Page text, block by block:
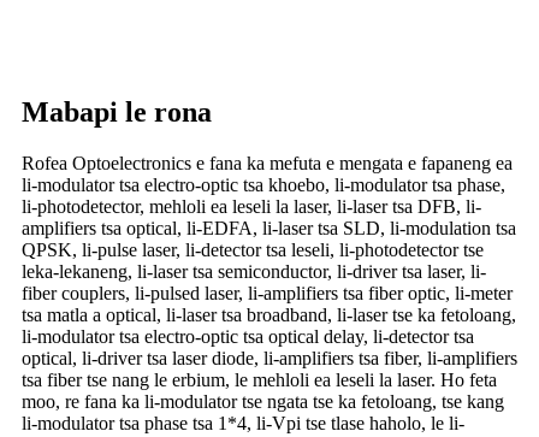
Mabapi le rona
Rofea Optoelectronics e fana ka mefuta e mengata e fapaneng ea
li-modulator tsa electro-optic tsa khoebo, li-modulator tsa phase,
li-photodetector, mehloli ea leseli la laser, li-laser tsa DFB, li-
amplifiers tsa optical, li-EDFA, li-laser tsa SLD, li-modulation tsa
QPSK, li-pulse laser, li-detector tsa leseli, li-photodetector tse
leka-lekaneng, li-laser tsa semiconductor, li-driver tsa laser, li-
fiber couplers, li-pulsed laser, li-amplifiers tsa fiber optic, li-meter
tsa matla a optical, li-laser tsa broadband, li-laser tse ka fetoloang,
li-modulator tsa electro-optic tsa optical delay, li-detector tsa
optical, li-driver tsa laser diode, li-amplifiers tsa fiber, li-amplifiers
tsa fiber tse nang le erbium, le mehloli ea leseli la laser. Ho feta
moo, re fana ka li-modulator tse ngata tse ka fetoloang, tse kang
li-modulator tsa phase tsa 1*4, li-Vpi tse tlase haholo, le li-